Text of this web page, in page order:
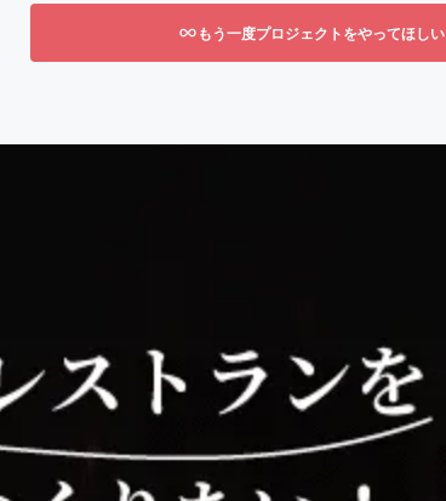
もう一度プロジェクトをやってほしい